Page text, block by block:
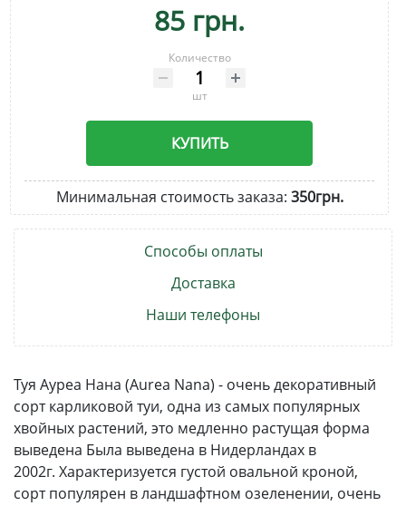
85 грн.
Количество
шт
КУПИТЬ
Минимальная стоимость заказа: 350грн.
Способы оплаты
Доставка
Наши телефоны
Туя Ауреа Нана (Aurea Nana) - очень декоративный
сорт карликовой туи, одна из самых популярных
хвойных растений, это медленно растущая форма
выведена Была выведена в Нидерландах в
2002г. Характеризуется густой овальной кроной,
сорт популярен в ландшафтном озеленении, очень